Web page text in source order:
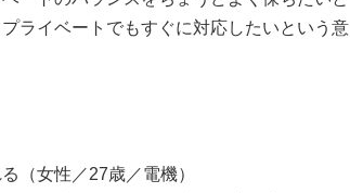
ライベートでもすぐに対応したいという意
（女性／27歳／電機）